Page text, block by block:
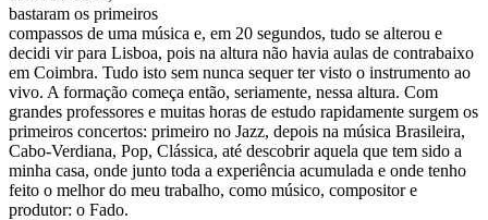
bastaram os primeiros
compassos de uma música e, em 20 segundos, tudo se alterou e
decidi vir para Lisboa, pois na altura não havia aulas de contrabaixo
em Coimbra. Tudo isto sem nunca sequer ter visto o instrumento ao
vivo. A formação começa então, seriamente, nessa altura. Com
grandes professores e muitas horas de estudo rapidamente surgem os
primeiros concertos: primeiro no Jazz, depois na música Brasileira,
Cabo-Verdiana, Pop, Clássica, até descobrir aquela que tem sido a
minha casa, onde junto toda a experiência acumulada e onde tenho
feito o melhor do meu trabalho, como músico, compositor e
produtor: o Fado.